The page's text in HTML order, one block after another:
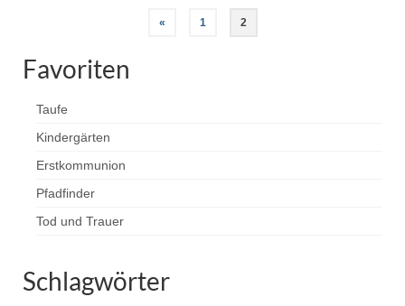
Seitennummerierung
der
« 1 2
Favoriten
Taufe
Kindergärten
Erstkommunion
Pfadfinder
Tod und Trauer
Schlagwörter